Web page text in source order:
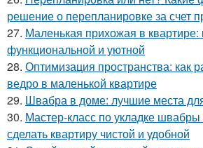
решение о перепланировке за счет
27. Маленькая прихожая в квартире:
функциональной и уютной
28. Оптимизация пространства: как
ведро в маленькой квартире
29. Швабра в доме: лучшие места
30. Мастер-класс по укладке швабры
сделать квартиру чистой и удобной